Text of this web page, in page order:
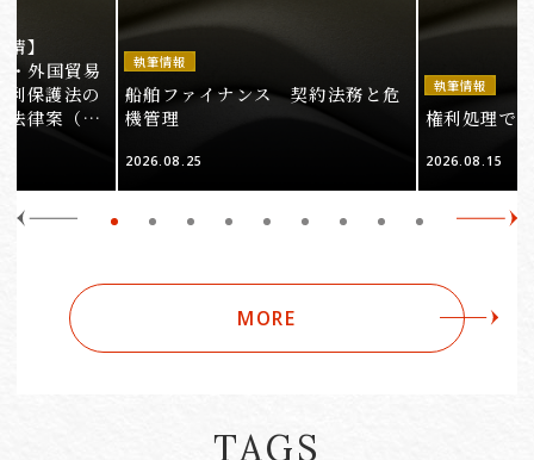
】
外国貿易
利保護法の
法律案（そ
執筆情報
船舶ファイナンス 契約法務と危
機管理
2026.08.25
執筆情報
権利処理で
2026.08.15
MORE
TAGS